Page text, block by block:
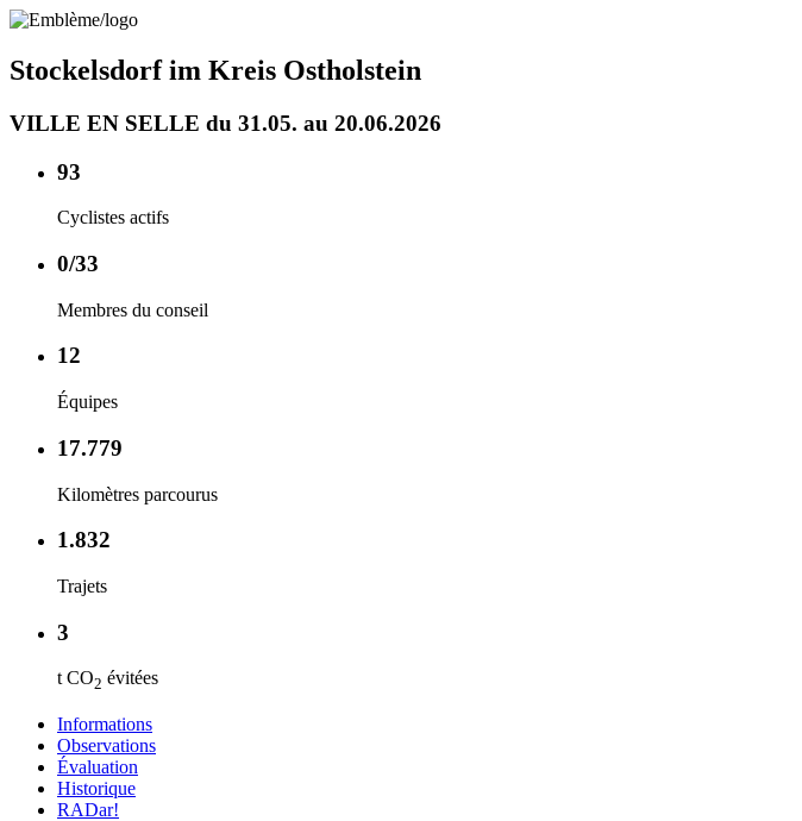
Stockelsdorf im Kreis Ostholstein
VILLE EN SELLE du 31.05. au 20.06.2026
93
Cyclistes actifs
0/33
Membres du conseil
12
Équipes
17.779
Kilomètres parcourus
1.832
Trajets
3
t CO2 évitées
Informations
Observations
Évaluation
Historique
RADar!